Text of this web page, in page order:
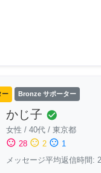
ー Bronze サポーター
かじ子 check_circle
女性 / 40代 / 東京都
sentiment_satisfied 28 sentiment_neutral 2 sentiment_dissatisfied 1
メッセージ平均返信時間: